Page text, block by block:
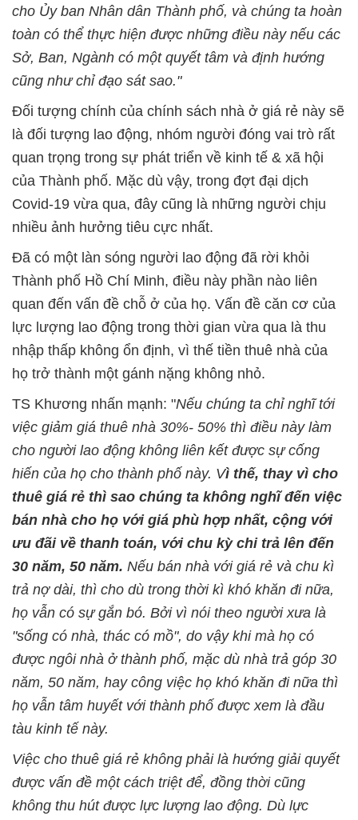
cho Ủy ban Nhân dân Thành phố, và chúng ta hoàn
toàn có thể thực hiện được những điều này nếu các
Sở, Ban, Ngành có một quyết tâm và định hướng
cũng như chỉ đạo sát sao."
Đối tượng chính của chính sách nhà ở giá rẻ này sẽ
là đối tượng lao động, nhóm người đóng vai trò rất
quan trọng trong sự phát triển về kinh tế & xã hội
của Thành phố. Mặc dù vậy, trong đợt đại dịch
Covid-19 vừa qua, đây cũng là những người chịu
nhiều ảnh hưởng tiêu cực nhất.
Đã có một làn sóng người lao động đã rời khỏi
Thành phố Hồ Chí Minh, điều này phần nào liên
quan đến vấn đề chỗ ở của họ. Vấn đề căn cơ của
lực lượng lao động trong thời gian vừa qua là thu
nhập thấp không ổn định, vì thế tiền thuê nhà của
họ trở thành một gánh nặng không nhỏ.
TS Khương nhấn mạnh: "Nếu chúng ta chỉ nghĩ tới
việc giảm giá thuê nhà 30%- 50% thì điều này làm
cho người lao động không liên kết được sự cống
hiến của họ cho thành phố này. Vì thế, thay vì cho
thuê giá rẻ thì sao chúng ta không nghĩ đến việc
bán nhà cho họ với giá phù hợp nhất, cộng với
ưu đãi về thanh toán, với chu kỳ chi trả lên đến
30 năm, 50 năm. Nếu bán nhà với giá rẻ và chu kì
trả nợ dài, thì cho dù trong thời kì khó khăn đi nữa,
họ vẫn có sự gắn bó. Bởi vì nói theo người xưa là
"sống có nhà, thác có mồ", do vậy khi mà họ có
được ngôi nhà ở thành phố, mặc dù nhà trả góp 30
năm, 50 năm, hay công việc họ khó khăn đi nữa thì
họ vẫn tâm huyết với thành phố được xem là đầu
tàu kinh tế này.
Việc cho thuê giá rẻ không phải là hướng giải quyết
được vấn đề một cách triệt để, đồng thời cũng
không thu hút được lực lượng lao động. Dù lực